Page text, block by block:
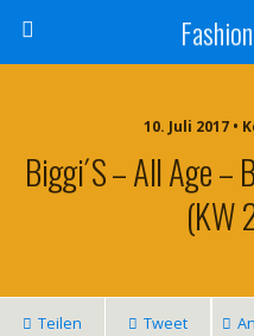
10. Juli 2017 •
Biggi´s – All Age –
(KW
Teilen Tweet